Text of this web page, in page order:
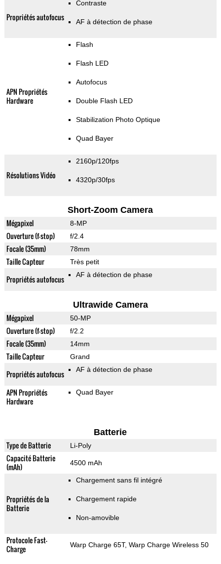
Propriétés autofocus
Contraste
AF à détection de phase
APN Propriétés
Hardware
Flash
Flash LED
Autofocus
Double Flash LED
Stabilization Photo Optique
Quad Bayer
Résolutions Vidéo
2160p/120fps
4320p/30fps
Short-Zoom Camera
Mégapixel 8-MP
Ouverture (f-stop) f/2.4
Focale (35mm) 78mm
Taille Capteur Très petit
Propriétés autofocus AF à détection de phase
Ultrawide Camera
Mégapixel 50-MP
Ouverture (f-stop) f/2.2
Focale (35mm) 14mm
Taille Capteur Grand
Propriétés autofocus AF à détection de phase
APN Propriétés
Hardware
Quad Bayer
Batterie
Type de Batterie Li-Poly
Capacité Batterie
(mAh)
4500 mAh
Propriétés de la
Batterie
Chargement sans fil intégré
Chargement rapide
Non-amovible
Protocole Fast-
Charge
Warp Charge 65T, Warp Charge Wireless 50